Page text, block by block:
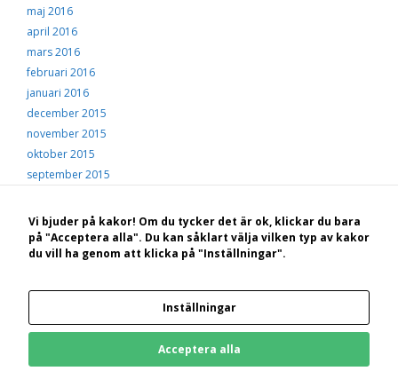
maj 2016
april 2016
mars 2016
februari 2016
januari 2016
december 2015
november 2015
oktober 2015
september 2015
juli 2015
juni 2015
maj 2015
© 2026 Hälsingekusten• Byggt med
Bakom Hälsingekusten.se står: STF Hotell, konferens och vandrarhem Hudiksvall
Kungsgården Långvind, 825 96 Enånger | 0650-822 33 | 070-660 55 60 |
Vi bjuder på kakor! Om du tycker det är ok, klickar du bara
på "Acceptera alla". Du kan såklart välja vilken typ av kakor
du vill ha genom att klicka på "Inställningar".
Inställningar
Acceptera alla